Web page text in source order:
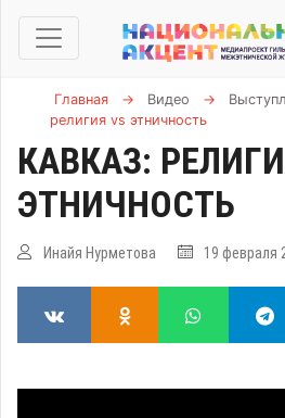
Главная → Видео →
религия vs этничность
КАВКАЗ:
ЭТНИЧНОСТЬ
Инайя Нурметова 19 февраля